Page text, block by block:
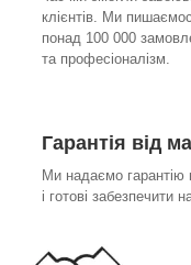
клієнтів. Ми
понад 100 000
та професіоналізм.
Гарантія від
Ми надаємо гарантію
і готові забезпечити